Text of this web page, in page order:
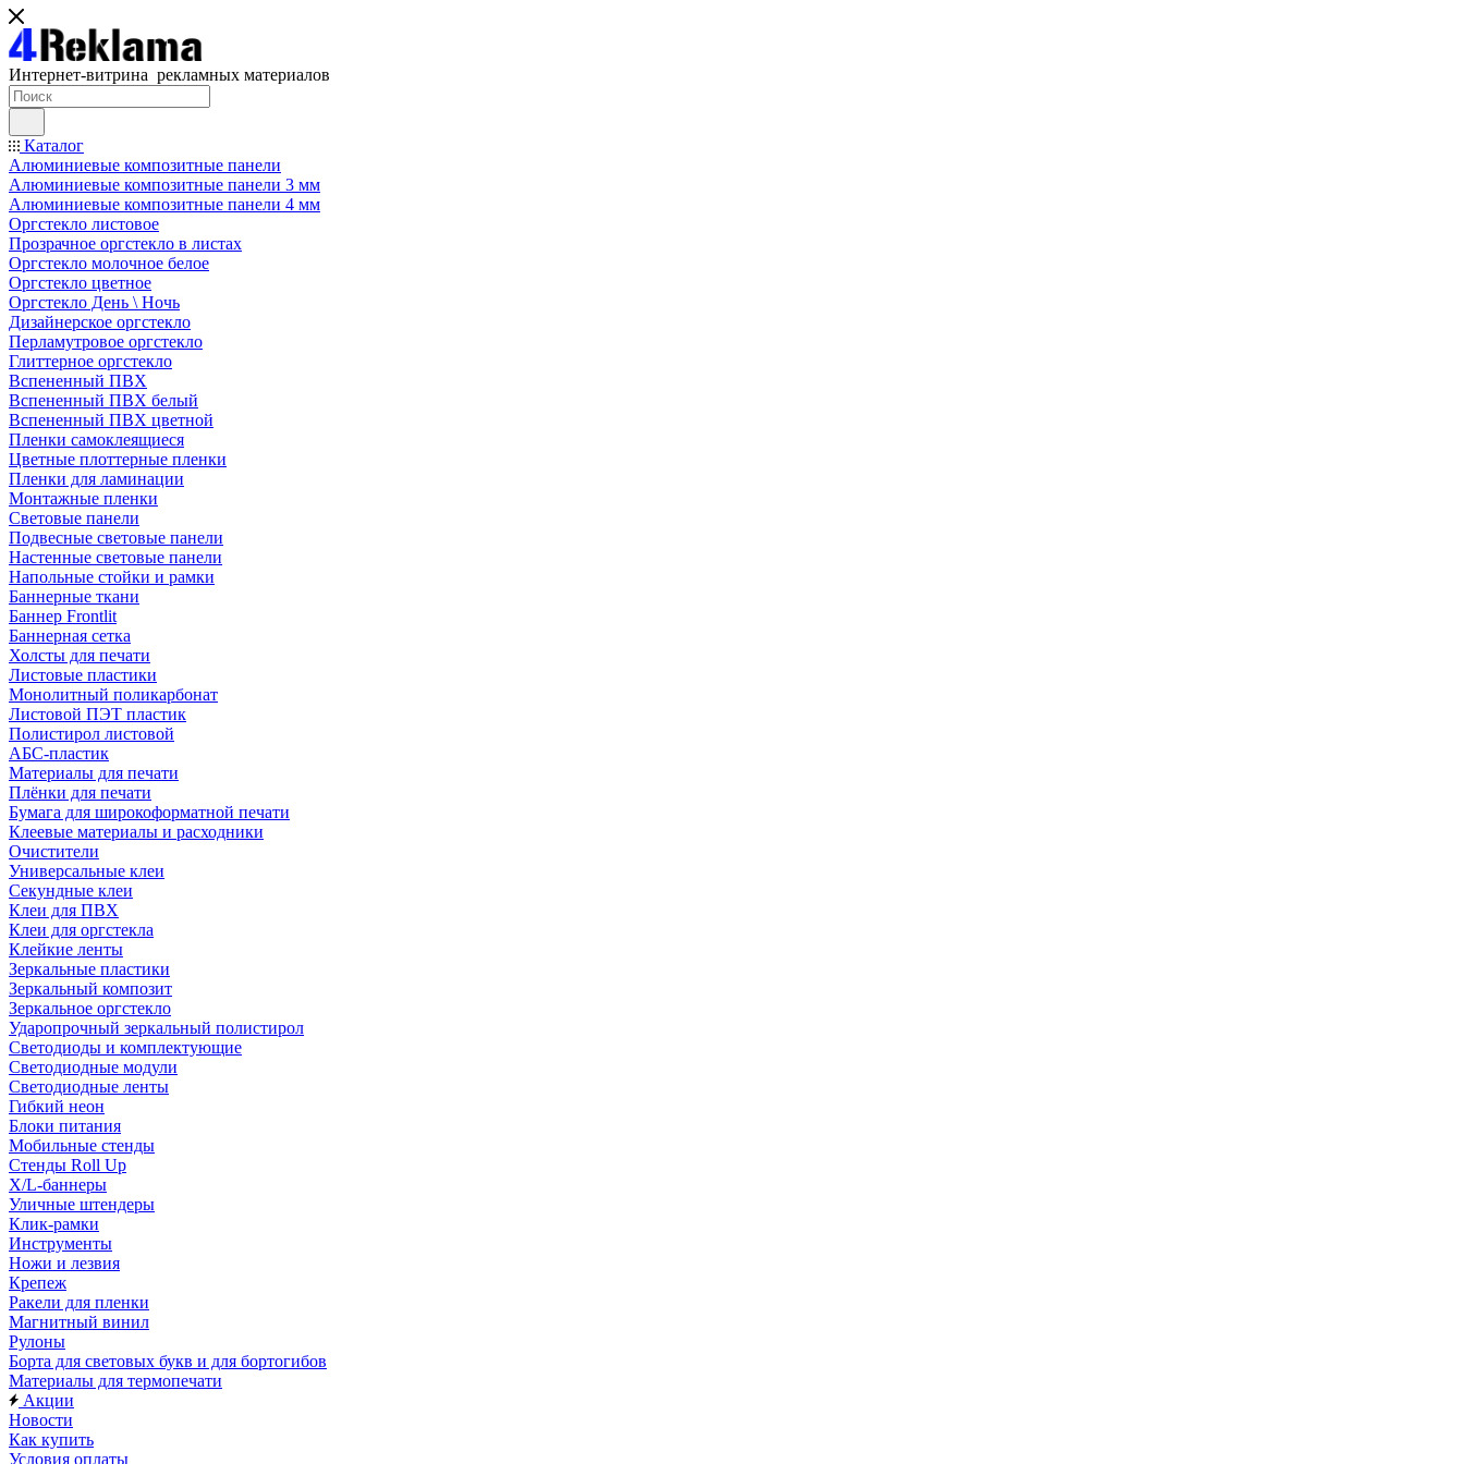
Интернет-витрина рекламных материалов
Каталог
Алюминиевые композитные панели
Алюминиевые композитные панели 3 мм
Алюминиевые композитные панели 4 мм
Оргстекло листовое
Прозрачное оргстекло в листах
Оргстекло молочное белое
Оргстекло цветное
Оргстекло День \ Ночь
Дизайнерское оргстекло
Перламутровое оргстекло
Глиттерное оргстекло
Вспененный ПВХ
Вспененный ПВХ белый
Вспененный ПВХ цветной
Пленки самоклеящиеся
Цветные плоттерные пленки
Пленки для ламинации
Монтажные пленки
Световые панели
Подвесные световые панели
Настенные световые панели
Напольные стойки и рамки
Баннерные ткани
Баннер Frontlit
Баннерная сетка
Холсты для печати
Листовые пластики
Монолитный поликарбонат
Листовой ПЭТ пластик
Полистирол листовой
АБС-пластик
Материалы для печати
Плёнки для печати
Бумага для широкоформатной печати
Клеевые материалы и расходники
Очистители
Универсальные клеи
Секундные клеи
Клеи для ПВХ
Клеи для оргстекла
Клейкие ленты
Зеркальные пластики
Зеркальный композит
Зеркальное оргстекло
Ударопрочный зеркальный полистирол
Светодиоды и комплектующие
Светодиодные модули
Светодиодные ленты
Гибкий неон
Блоки питания
Мобильные стенды
Стенды Roll Up
X/L-баннеры
Уличные штендеры
Клик-рамки
Инструменты
Ножи и лезвия
Крепеж
Ракели для пленки
Магнитный винил
Рулоны
Борта для световых букв и для бортогибов
Материалы для термопечати
Акции
Новости
Как купить
Условия оплаты